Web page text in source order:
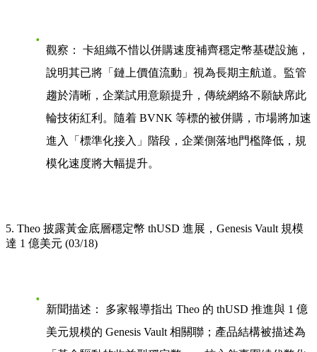
觀察：
卡組織不惜以併購速度補齊穩定幣基礎設施，
說明其已將「鏈上價值流動」視為長期主航道。監管
趨於清晰，企業試用意願提升，傳統網絡不願缺席此
輪技術紅利。隨着 BVNK 等標的被併購，市場將加速
進入「標準化接入」階段，企業側落地門檻降低，規
模化速度將大幅提升。
5. Theo 披露黃金底層穩定幣 thUSD 進展，Genesis Vault 規模
達 1 億美元 (03/18)
新聞描述：
多家報導指出 Theo 的 thUSD 推進與 1 億
美元規模的 Genesis Vault 相關聯；產品結構被描述為